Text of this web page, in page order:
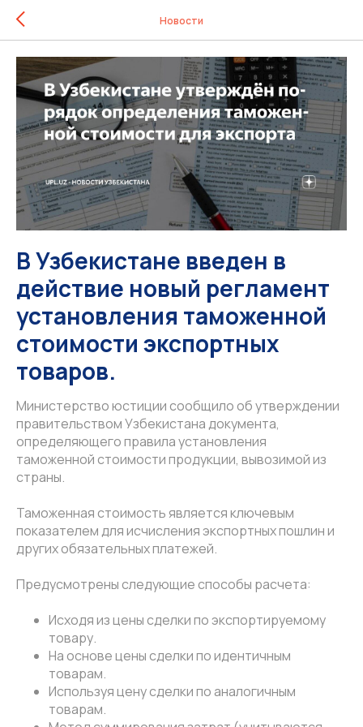
Новости
В Узбекистане введен в
действие новый регламент
установления таможенной
стоимости экспортных
товаров.
Министерство юстиции сообщило об утверждении
правительством Узбекистана документа,
определяющего правила установления
таможенной стоимости продукции, вывозимой из
страны.
Таможенная стоимость является ключевым
показателем для исчисления экспортных пошлин и
других обязательных платежей.
Предусмотрены следующие способы расчета:
Исходя из цены сделки по экспортируемому
товару.
На основе цены сделки по идентичным
товарам.
Используя цену сделки по аналогичным
товарам.